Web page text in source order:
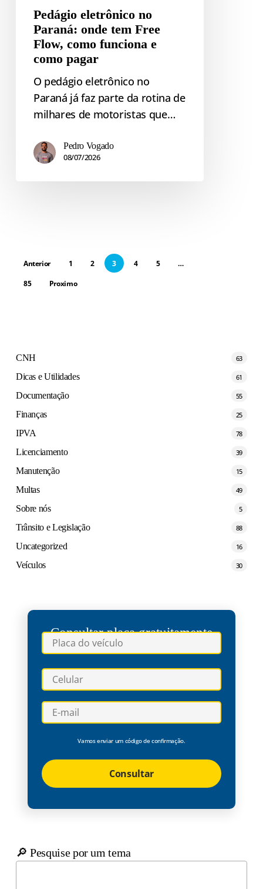
como
pagar
Pedágio eletrônico no
Paraná: onde tem Free
Flow, como funciona e
como pagar
O pedágio eletrônico no
Paraná já faz parte da rotina de
milhares de motoristas que…
Pedro Vogado
08/07/2026
Anterior 1 2 3 4 5
…
85
Proximo
CNH 63
Dicas e Utilidades 61
Documentação 55
Finanças 25
IPVA 78
Licenciamento 39
Manutenção 15
Multas 49
Sobre nós 5
Trânsito e Legislação 88
Uncategorized 16
Veículos 30
Consultar placa gratuitamente
Vamos enviar um código de confirmação.
Consultar
🔎 Pesquise por um tema